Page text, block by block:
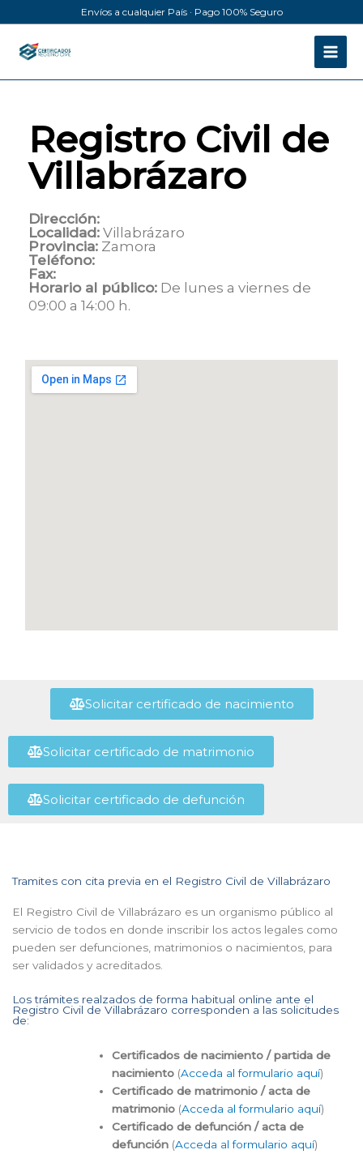
al
contenido
Envíos a cualquier País · Pago 100% Seguro
Registro Civil de
Villabrázaro
Dirección:
Localidad: Villabrázaro
Provincia: Zamora
Teléfono:
Fax:
Horario al público: De lunes a viernes de
09:00 a 14:00 h.
Solicitar certificado de nacimiento
Solicitar certificado de matrimonio
Solicitar certificado de defunción
Tramites con cita previa en el Registro Civil de Villabrázaro
El Registro Civil de Villabrázaro es un organismo público al
servicio de todos en donde inscribir los actos legales como
pueden ser defunciones, matrimonios o nacimientos, para
ser validados y acreditados.
Los trámites realzados de forma habitual online ante el
Registro Civil de Villabrázaro corresponden a las solicitudes
de:
Certificados de nacimiento / partida de
nacimiento (Acceda al formulario aquí)
Certificado de matrimonio / acta de
matrimonio (Acceda al formulario aquí)
Certificado de defunción / acta de
defunción (Acceda al formulario aquí)